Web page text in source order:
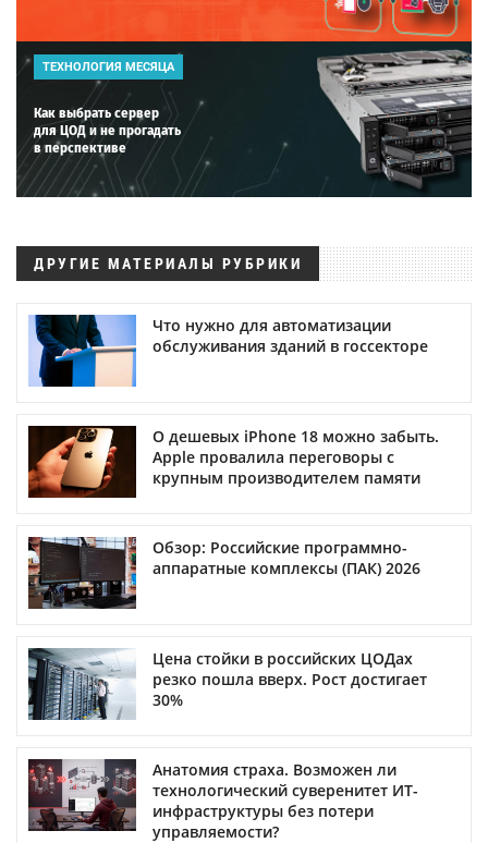
ТЕХНОЛОГИЯ МЕСЯЦА
Как выбрать сервер
для ЦОД и не прогадать
в перспективе
ДРУГИЕ МАТЕРИАЛЫ РУБРИКИ
Что нужно для автоматизации
обслуживания зданий в госсекторе
О дешевых iPhone 18 можно забыть.
Apple провалила переговоры с
крупным производителем памяти
Обзор: Российские программно-
аппаратные комплексы (ПАК) 2026
Цена стойки в российских ЦОДах
резко пошла вверх. Рост достигает
30%
Анатомия страха. Возможен ли
технологический суверенитет ИТ-
инфраструктуры без потери
управляемости?